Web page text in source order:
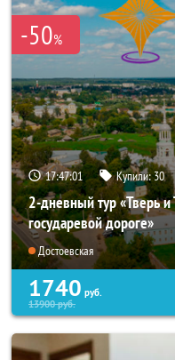
-50%
17:46:57 Купили:30
2-дневный тур «Тверь
государевой дороге»
Достоевская
1740 руб.
13900руб.